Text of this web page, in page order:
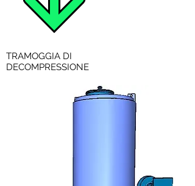
TRAMOGGIA DI
DECOMPRESSIONE